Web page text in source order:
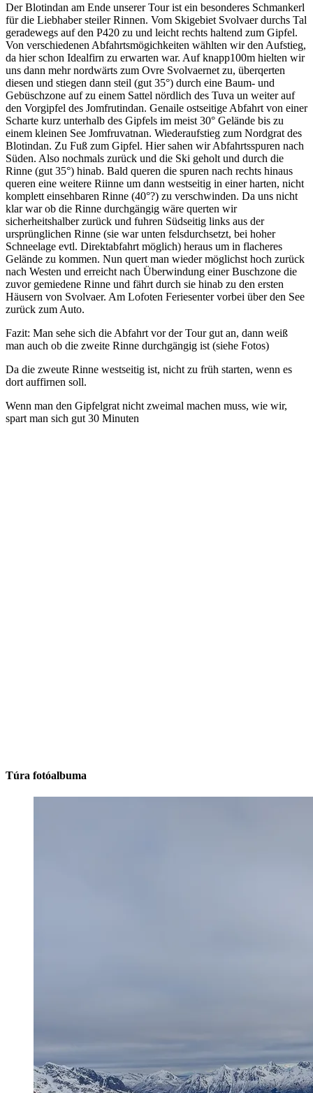
Der Blotindan am Ende unserer Tour ist ein besonderes Schmankerl
für die Liebhaber steiler Rinnen. Vom Skigebiet Svolvaer durchs Tal
geradewegs auf den P420 zu und leicht rechts haltend zum Gipfel.
Von verschiedenen Abfahrtsmögichkeiten wählten wir den Aufstieg,
da hier schon Idealfirn zu erwarten war. Auf knapp100m hielten wir
uns dann mehr nordwärts zum Ovre Svolvaernet zu, überqerten
diesen und stiegen dann steil (gut 35°) durch eine Baum- und
Gebüschzone auf zu einem Sattel nördlich des Tuva un weiter auf
den Vorgipfel des Jomfrutindan. Genaile ostseitige Abfahrt von einer
Scharte kurz unterhalb des Gipfels im meist 30° Gelände bis zu
einem kleinen See Jomfruvatnan. Wiederaufstieg zum Nordgrat des
Blotindan. Zu Fuß zum Gipfel. Hier sahen wir Abfahrtsspuren nach
Süden. Also nochmals zurück und die Ski geholt und durch die
Rinne (gut 35°) hinab. Bald queren die spuren nach rechts hinaus
queren eine weitere Riinne um dann westseitig in einer harten, nicht
komplett einsehbaren Rinne (40°?) zu verschwinden. Da uns nicht
klar war ob die Rinne durchgängig wäre querten wir
sicherheitshalber zurück und fuhren Südseitig links aus der
ursprünglichen Rinne (sie war unten felsdurchsetzt, bei hoher
Schneelage evtl. Direktabfahrt möglich) heraus um in flacheres
Gelände zu kommen. Nun quert man wieder möglichst hoch zurück
nach Westen und erreicht nach Überwindung einer Buschzone die
zuvor gemiedene Rinne und fährt durch sie hinab zu den ersten
Häusern von Svolvaer. Am Lofoten Feriesenter vorbei über den See
zurück zum Auto.
Fazit: Man sehe sich die Abfahrt vor der Tour gut an, dann weiß
man auch ob die zweite Rinne durchgängig ist (siehe Fotos)
Da die zweute Rinne westseitig ist, nicht zu früh starten, wenn es
dort auffirnen soll.
Wenn man den Gipfelgrat nicht zweimal machen muss, wie wir,
spart man sich gut 30 Minuten
Túra fotóalbuma